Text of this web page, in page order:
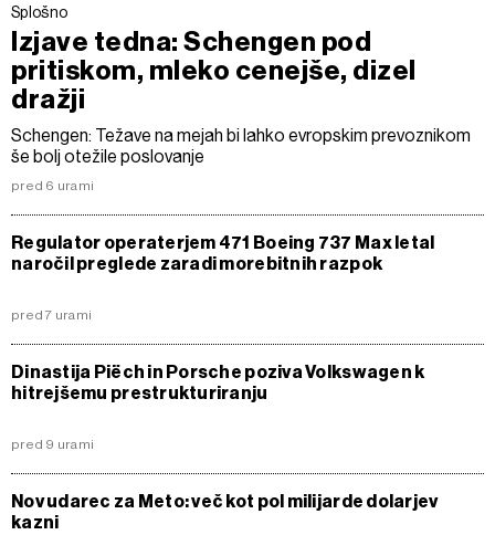
Splošno
Izjave tedna: Schengen pod
pritiskom, mleko cenejše, dizel
dražji
Schengen: Težave na mejah bi lahko evropskim prevoznikom
še bolj otežile poslovanje
pred 6 urami
Regulator operaterjem 471 Boeing 737 Max letal
naročil preglede zaradi morebitnih razpok
pred 7 urami
Dinastija Piëch in Porsche poziva Volkswagen k
hitrejšemu prestrukturiranju
pred 9 urami
Nov udarec za Meto: več kot pol milijarde dolarjev
kazni